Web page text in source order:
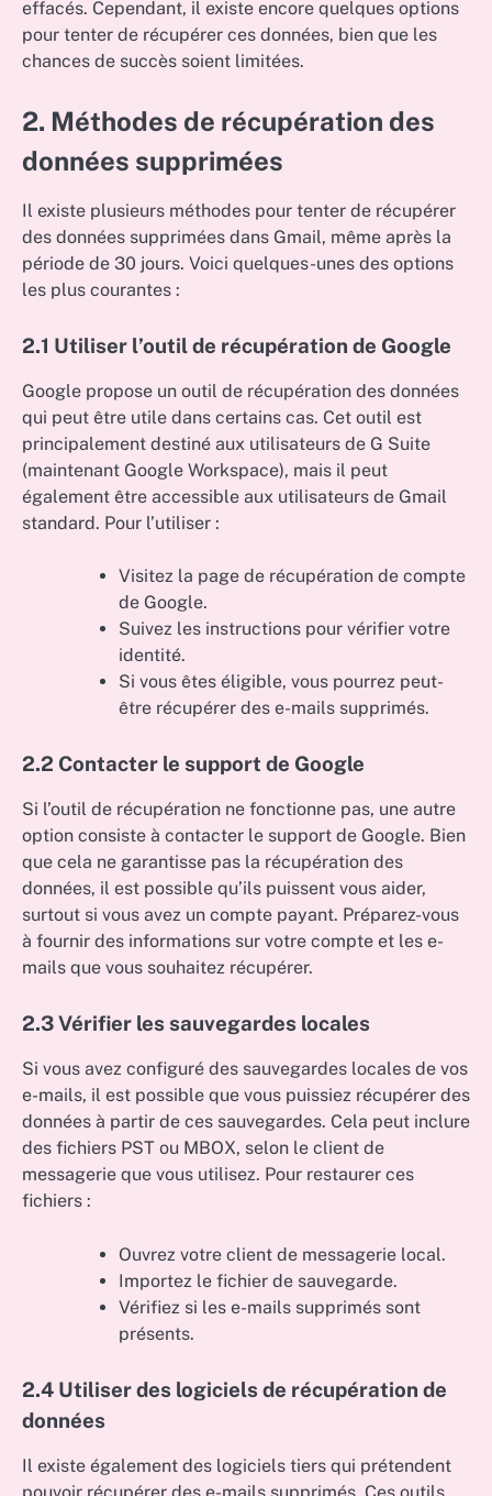
effacés. Cependant, il existe encore quelques options
pour tenter de récupérer ces données, bien que les
chances de succès soient limitées.
2. Méthodes de récupération des
données supprimées
Il existe plusieurs méthodes pour tenter de récupérer
des données supprimées dans Gmail, même après la
période de 30 jours. Voici quelques-unes des options
les plus courantes :
2.1 Utiliser l’outil de récupération de Google
Google propose un outil de récupération des données
qui peut être utile dans certains cas. Cet outil est
principalement destiné aux utilisateurs de G Suite
(maintenant Google Workspace), mais il peut
également être accessible aux utilisateurs de Gmail
standard. Pour l’utiliser :
Visitez la page de récupération de compte
de Google.
Suivez les instructions pour vérifier votre
identité.
Si vous êtes éligible, vous pourrez peut-
être récupérer des e-mails supprimés.
2.2 Contacter le support de Google
Si l’outil de récupération ne fonctionne pas, une autre
option consiste à contacter le support de Google. Bien
que cela ne garantisse pas la récupération des
données, il est possible qu’ils puissent vous aider,
surtout si vous avez un compte payant. Préparez-vous
à fournir des informations sur votre compte et les e-
mails que vous souhaitez récupérer.
2.3 Vérifier les sauvegardes locales
Si vous avez configuré des sauvegardes locales de vos
e-mails, il est possible que vous puissiez récupérer des
données à partir de ces sauvegardes. Cela peut inclure
des fichiers PST ou MBOX, selon le client de
messagerie que vous utilisez. Pour restaurer ces
fichiers :
Ouvrez votre client de messagerie local.
Importez le fichier de sauvegarde.
Vérifiez si les e-mails supprimés sont
présents.
2.4 Utiliser des logiciels de récupération de
données
Il existe également des logiciels tiers qui prétendent
pouvoir récupérer des e-mails supprimés. Ces outils